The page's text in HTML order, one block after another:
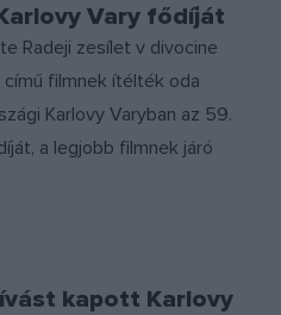
Vary fődíját
Radeji zesílet v divocine
című filmnek ítélték oda
Karlovy Varyban az 59.
a legjobb filmnek járó
kapott Karlovy